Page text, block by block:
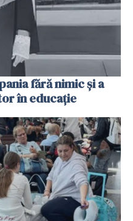
fără nimic și a
în educație